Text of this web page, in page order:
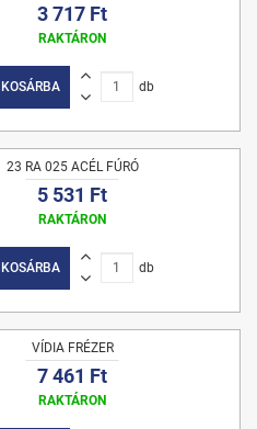
3 717 Ft
RAKTÁRON
KOSÁRBA db
23 RA 025 ACÉL FÚRÓ
5 531 Ft
RAKTÁRON
KOSÁRBA db
VÍDIA FRÉZER
7 461 Ft
RAKTÁRON